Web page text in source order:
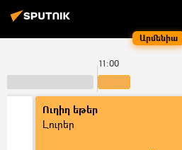
Արմենիա
11:00
Ուղիղ եթեր
Լուրեր